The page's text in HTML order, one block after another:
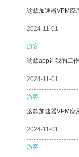
这款加速器VPM应
2024-11-01
游客
这款app让我的工
2024-11-01
游客
这款加速器VPM应
2024-11-01
游客